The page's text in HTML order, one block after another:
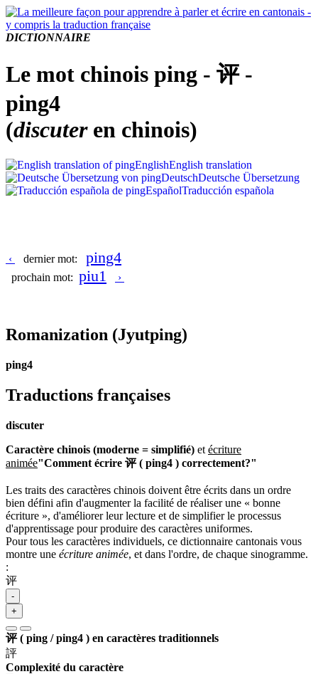
DICTIONNAIRE
Le mot chinois ping - 评 -
ping4
(discuteren chinois)
EnglishEnglish translation
DeutschDeutsche Übersetzung
EspañolTraducción española
‹ dernier mot: ping4
prochain mot: piu1 ›
Romanization (Jyutping)
ping4
Traductions françaises
discuter
Caractère chinois (moderne = simplifié) et écriture
animée"Comment écrire 评 ( ping4 ) correctement?"
Les traits des caractères chinois doivent être écrits dans un ordre
bien défini afin d'augmenter la facilité de réaliser une « bonne
écriture », d'améliorer leur lecture et de simplifier le processus
d'apprentissage pour produire des caractères uniformes.
Pour tous les caractères individuels, ce dictionnaire cantonais vous
montre une écriture animée, et dans l'ordre, de chaque sinogramme.
:
评
-
+
评 ( ping / ping4 ) en caractères traditionnels
評
Complexité du caractère